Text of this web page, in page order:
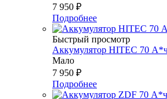
7 950 ₽
Подробнее
Быстрый просмотр
Аккумулятор HITEC 70
Мало
7 950 ₽
Подробнее